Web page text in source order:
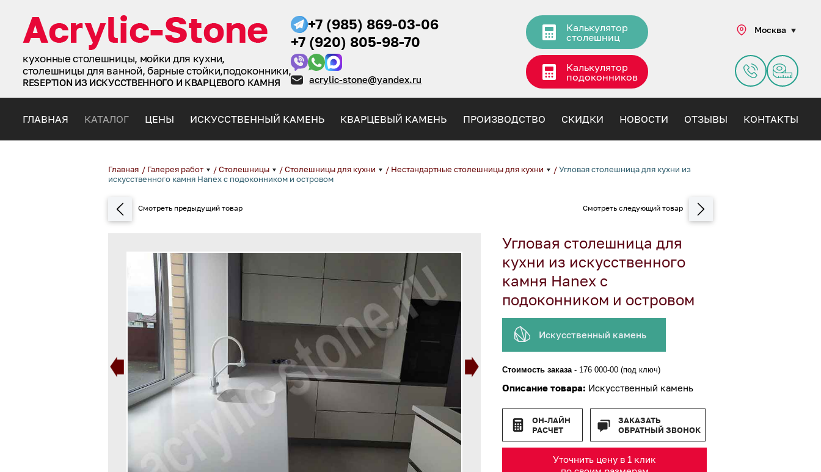
кухонные столешницы, мойки для кухни,
столешницы для ванной, барные стойки,подоконники,
RESEPTION ИЗ ИСКУССТВЕННОГО И КВАРЦЕВОГО КАМНЯ
+7 (985) 869-03-06
+7 (920) 805-98-70
acrylic-stone@yandex.ru
Калькулятор
столешниц
Калькулятор
подоконников
Москва
ГЛАВНАЯ КАТАЛОГ ЦЕНЫ ИСКУССТВЕННЫЙ КАМЕНЬ КВАРЦЕВЫЙ КАМЕНЬ ПРОИЗВОДСТВО СКИДКИ НОВОСТИ ОТЗЫВЫ КОНТАКТЫ
Главная / Галерея работ /Столешницы /Столешницы для кухни / Нестандартные столешницы для кухни /Угловая столешница для кухни из
искусственного камня Hanex с подоконником и островом
Угловая столешница для
кухни из искусственного
камня Hanex с
подоконником и островом
Искусственный камень
Стоимость заказа- 176 000-00 (под ключ)
Описание товара: Искусственный камень
ОН-ЛАЙН
РАСЧЕТ
ЗАКАЗАТЬ
ОБРАТНЫЙ ЗВОНОК
Уточнить цену в 1 клик